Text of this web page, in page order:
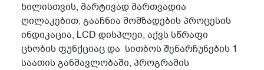
ხილისთვის, მარტივად მართვადია
ღილაკებით, გააჩნია მომზადების პროცესის
ინდიკაცია, LCD დისპლეი, აქვს სწრაფი
ცხობის ფუნქციაც და სითბოს შენარჩუნების 1
საათის განმავლობაში, პროგრამის